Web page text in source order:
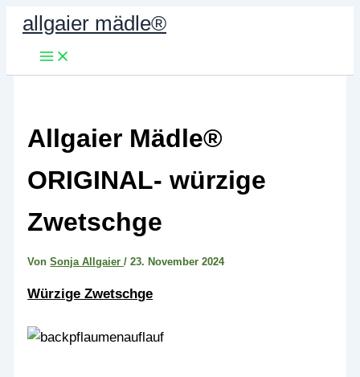
Zum
Inhalt
springen
allgaier mädle®
Allgaier Mädle®
ORIGINAL- würzige
Zwetschge
VonSonja Allgaier/23. November 2024
Würzige Zwetschge